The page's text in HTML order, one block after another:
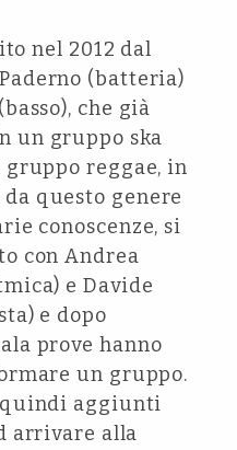
nel 2012 dal
(batteria)
che già
un gruppo ska
reggae, in
questo genere
conoscenze, si
con Andrea
e Davide
e dopo
prove hanno
un gruppo.
quindi aggiunti
arrivare alla